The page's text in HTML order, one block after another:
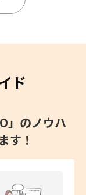
ド
」のノウハ
す！